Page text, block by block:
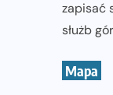
zapisać
służb
Mapa